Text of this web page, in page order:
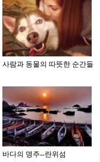
사람과 동물의 따뜻한 순간들
바다의 명주--란위섬